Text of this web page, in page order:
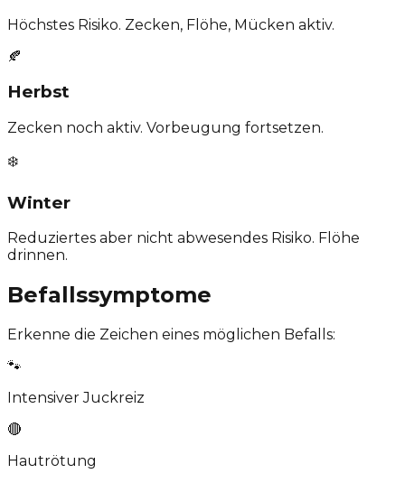
Höchstes Risiko. Zecken, Flöhe, Mücken aktiv.
🍂
Herbst
Zecken noch aktiv. Vorbeugung fortsetzen.
❄️
Winter
Reduziertes aber nicht abwesendes Risiko. Flöhe
drinnen.
Befallssymptome
Erkenne die Zeichen eines möglichen Befalls:
🐾
Intensiver Juckreiz
🔴
Hautrötung